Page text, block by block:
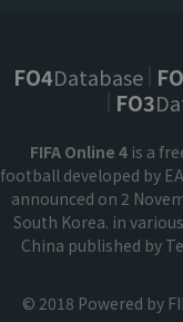
FO4Database
FO3
FIFA Online 4 is a
football developed by
announced on 2
South Korea. in
China published by
© 2018 Powered by